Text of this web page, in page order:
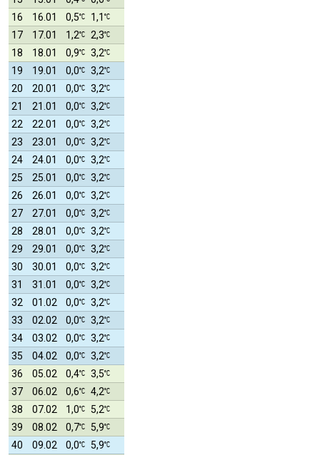
16
16.01 0,5
1,1
17
17.01 1,2
2,3
18
18.01 0,9
3,2
19
19.01 0,0
3,2
20
20.01 0,0
3,2
21
21.01 0,0
3,2
22
22.01 0,0
3,2
23
23.01 0,0
3,2
24
24.01 0,0
3,2
25
25.01 0,0
3,2
26
26.01 0,0
3,2
27
27.01 0,0
3,2
28
28.01 0,0
3,2
29
29.01 0,0
3,2
30
30.01 0,0
3,2
31
31.01 0,0
3,2
32
01.02 0,0
3,2
33
02.02 0,0
3,2
34
03.02 0,0
3,2
35
04.02 0,0
3,2
36
05.02 0,4
3,5
37
06.02 0,6
4,2
38
07.02 1,0
5,2
39
08.02 0,7
5,9
40
09.02 0,0
5,9